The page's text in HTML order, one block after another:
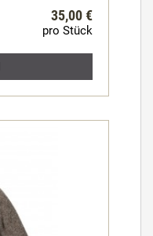
35,00 €
pro Stück